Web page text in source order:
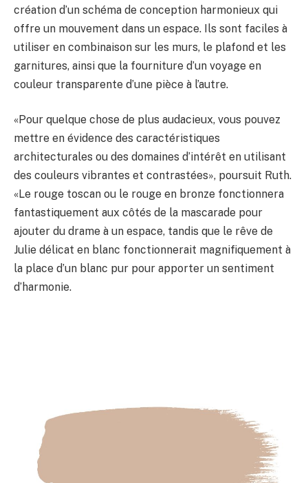
création d’un schéma de conception harmonieux qui
offre un mouvement dans un espace. Ils sont faciles à
utiliser en combinaison sur les murs, le plafond et les
garnitures, ainsi que la fourniture d’un voyage en
couleur transparente d’une pièce à l’autre.
«Pour quelque chose de plus audacieux, vous pouvez
mettre en évidence des caractéristiques
architecturales ou des domaines d’intérêt en utilisant
des couleurs vibrantes et contrastées», poursuit Ruth.
«Le rouge toscan ou le rouge en bronze fonctionnera
fantastiquement aux côtés de la mascarade pour
ajouter du drame à un espace, tandis que le rêve de
Julie délicat en blanc fonctionnerait magnifiquement à
la place d’un blanc pur pour apporter un sentiment
d’harmonie.